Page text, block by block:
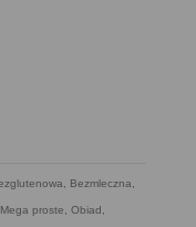
, Bezmleczna,
Mega proste, Obiad ,